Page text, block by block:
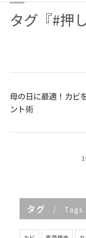
タグ『#押
母の日に最適！カビ
ント術
タグ Tags